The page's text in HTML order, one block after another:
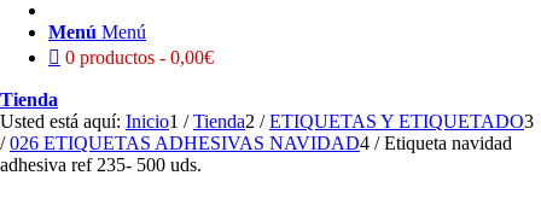
Menú Menú
0 productos
0,00€
Tienda
Usted está aquí: Inicio1 / Tienda2 / ETIQUETAS Y ETIQUETADO3
/ 026 ETIQUETAS ADHESIVAS NAVIDAD4 / Etiqueta navidad
adhesiva ref 235- 500 uds.